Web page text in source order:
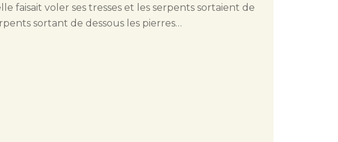
faisait voler ses tresses et les serpents sortaient de
sortant de dessous les pierres…